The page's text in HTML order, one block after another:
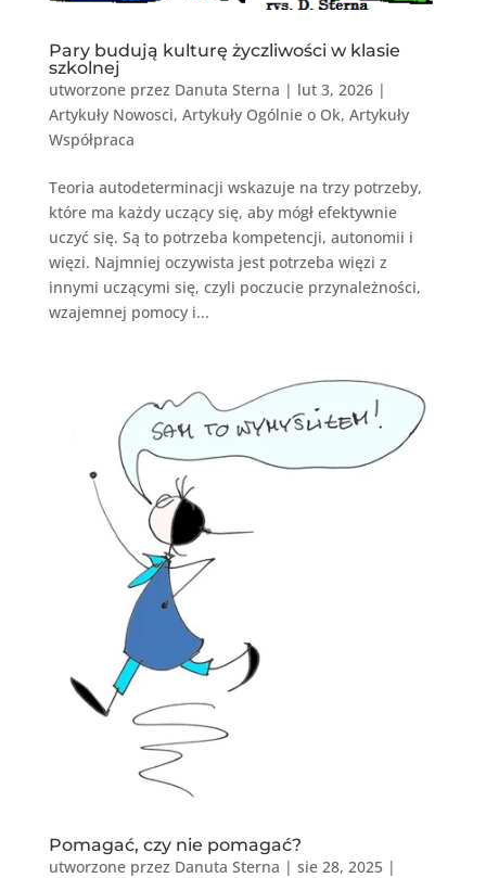
Pary budują kulturę życzliwości w klasie
szkolnej
utworzone przez Danuta Sterna | lut 3, 2026|
Artykuły Nowosci, Artykuły Ogólnie o Ok, Artykuły
Współpraca
Teoria autodeterminacji wskazuje na trzy potrzeby,
które ma każdy uczący się, aby mógł efektywnie
uczyć się. Są to potrzeba kompetencji, autonomii i
więzi. Najmniej oczywista jest potrzeba więzi z
innymi uczącymi się, czyli poczucie przynależności,
wzajemnej pomocy i...
Pomagać, czy nie pomagać?
utworzone przez Danuta Sterna | sie 28, 2025|